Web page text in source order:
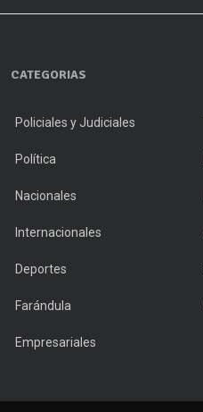
CATEGORIAS
Policiales y Judiciales
Política
Nacionales
Internacionales
Deportes
Farándula
Empresariales